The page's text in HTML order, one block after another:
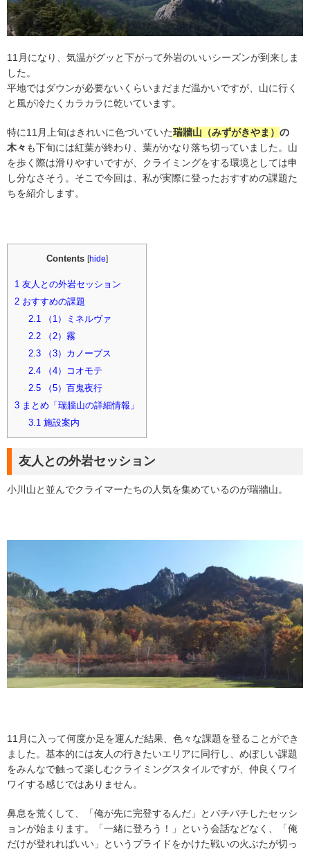
11月になり、気温がグッと下がって外岩のいいシーズンが到来しま
した。
平地ではダウンが必要ないくらいまだまだ温かいですが、山に行く
と風が冷たくカラカラに乾いています。
特に11月上旬はきれいに色づいていた瑞牆山（みずがきやま） の
木々 も下旬には紅葉が終わり、葉がかなり落ち切っていました。山
を歩く際は滑りやすいですが、クライミングをする環境としては申
し分なさそう。そこで今回は、私が実際に登ったおすすめの課題た
ちを紹介します。
Contents [hide]
1 友人との外岩セッション
2 おすすめの課題
2.1
（1）ミネルヴァ
2.2（2）霧
2.3（3）カノープス
2.4（4）コオモテ
2.5（5）百鬼夜行
3 まとめ「瑞牆山の詳細情報」
3.1 施設案内
友人との外岩セッション
小川山と並んでクライマーたちの人気を集めているのが瑞牆山。
11月に入って何度か足を運んだ結果、色々な課題を登ることができ
ました。基本的には友人の行きたいエリアに同行し、めぼしい課題
をみんなで触って楽しむクライミングスタイルですが、仲良くワイ
ワイする感じではありません。
鼻息を荒くして、「俺が先に完登するんだ」とバチバチしたセッシ
ョンが始まります。「一緒に登ろう！」という会話などなく、「俺
だけが登れればいい」というプライドをかけた戦いの火ぶたが切っ